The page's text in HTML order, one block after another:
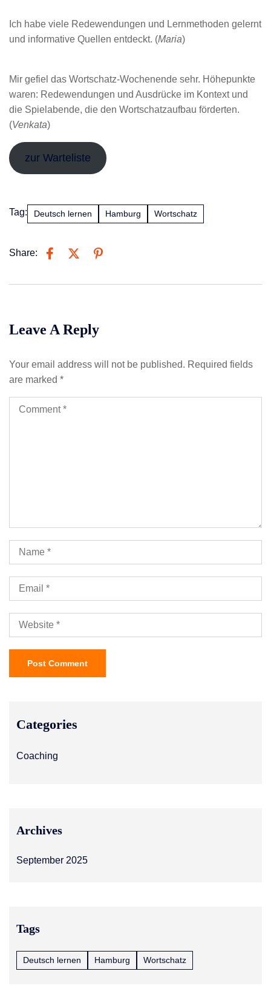
Ich habe viele Redewendungen und Lernmethoden gelernt
und informative Quellen entdeckt. (Maria)
Mir gefiel das Wortschatz-Wochenende sehr. Höhepunkte
waren: Redewendungen und Ausdrücke im Kontext und
die Spielabende, die den Wortschatzaufbau förderten.
(Venkata)
zur Warteliste
Tag: Deutsch lernen Hamburg Wortschatz
Share:
Leave A Reply
Your email address will not be published. Required fields
are marked *
Categories
Coaching
Archives
September 2025
Tags
Deutsch lernen Hamburg Wortschatz